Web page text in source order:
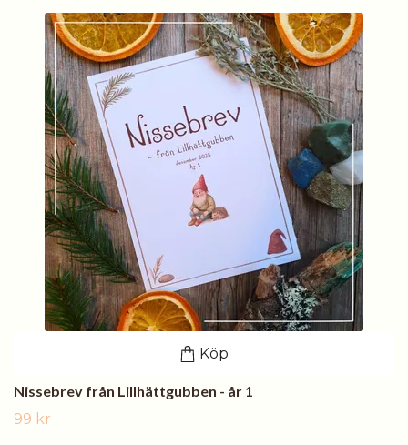
Köp
Nissebrev från Lillhättgubben - år 1
99 kr